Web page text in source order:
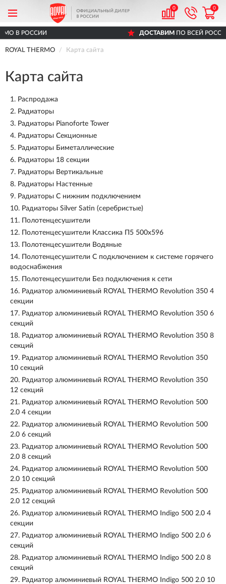
0 0
ПО ВСЕЙ РОССИИ
ROYAL THERMO Карта сайта
Карта сайта
1. Распродажа
2. Радиаторы
3. Радиаторы Pianoforte Tower
4. Радиаторы Секционные
5. Радиаторы Биметаллические
6. Радиаторы 18 секции
7. Радиаторы Вертикальные
8. Радиаторы Настенные
9. Радиаторы С нижним подключением
10. Радиаторы Silver Satin (серебристые)
11.
Полотенцесушители
12.
Полотенцесушители Классика П5 500х596
13.
Полотенцесушители Водяные
14.
Полотенцесушители С подключением к системе горячего
водоснабжения
15.
Полотенцесушители Без подключения к сети
16. Радиатор алюминиевый ROYAL THERMO Revolution 350 4
секции
17. Радиатор алюминиевый ROYAL THERMO Revolution 350 6
секций
18. Радиатор алюминиевый ROYAL THERMO Revolution 350 8
секций
19. Радиатор алюминиевый ROYAL THERMO Revolution 350
10 секций
20. Радиатор алюминиевый ROYAL THERMO Revolution 350
12 секций
21. Радиатор алюминиевый ROYAL THERMO Revolution 500
2.0 4 секции
22. Радиатор алюминиевый ROYAL THERMO Revolution 500
2.0 6 секций
23. Радиатор алюминиевый ROYAL THERMO Revolution 500
2.0 8 секций
24. Радиатор алюминиевый ROYAL THERMO Revolution 500
2.0 10 секций
25. Радиатор алюминиевый ROYAL THERMO Revolution 500
2.0 12 секций
26. Радиатор алюминиевый ROYAL THERMO Indigo 500 2.0 4
секции
27. Радиатор алюминиевый ROYAL THERMO Indigo 500 2.0 6
секций
28. Радиатор алюминиевый ROYAL THERMO Indigo 500 2.0 8
секций
29. Радиатор алюминиевый ROYAL THERMO Indigo 500 2.0 10